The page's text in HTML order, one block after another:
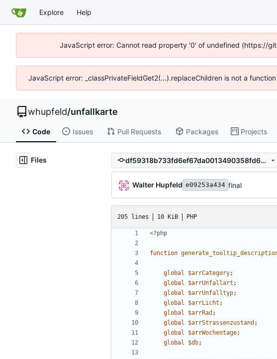
Explore Help
JavaScript error: Cannot read property '0' of undefined (https://
JavaScript error: _classPrivateFieldGet2(...).replaceChildren is not a
whupfeld/unfallkarte
Code Issues Pull Requests Packages Projects
Files df59318b733fd6ef67da0013490358fd62fe9508
Walter Hupfeld e09253a434 final
205 lines 10 KiB PHP
<?php
function
global $arrCategory;
global
$arrUnfallart ;
global
$arrUnfalltyp;
global
$arrLicht ;
global
$arrRad ;
global
$arrStrassenzustand ;
global
$arrWochentage;
global
$db;